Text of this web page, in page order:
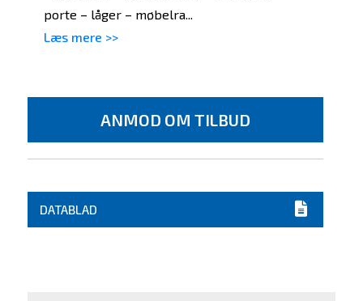
porte – låger – møbelra...
Læs mere >>
ANMOD OM TILBUD
DATABLAD